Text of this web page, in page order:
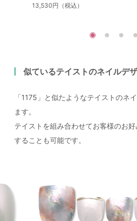
13,530円（税込）
似ているテイストのネイルデ
「1175」と似たようなテイストのネ
ます。
テイストを組み合わせてお客様のお
することも可能です。